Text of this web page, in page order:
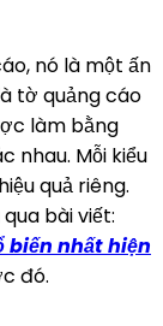
nó là một ấn
tờ quảng cáo
làm bằng
nhau. Mỗi kiểu
quả riêng.
bài viết:
biến nhất hiện
đó.